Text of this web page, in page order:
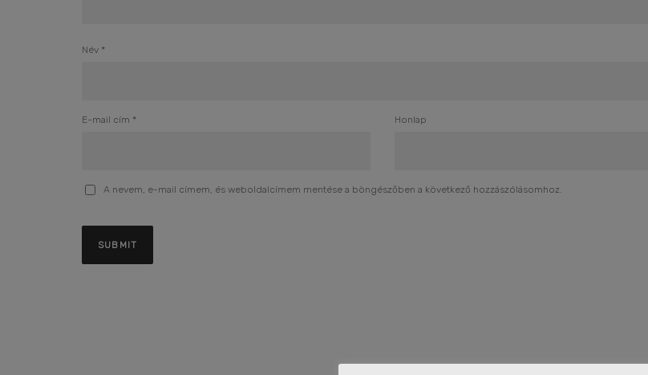
Név *
E-mail cím * Honlap
A nevem, e-mail címem, és weboldalcímem mentése a böngészőben a következő hozzászólásomhoz.